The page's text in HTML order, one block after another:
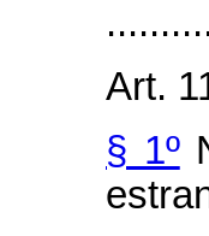
Art.
§ 1º